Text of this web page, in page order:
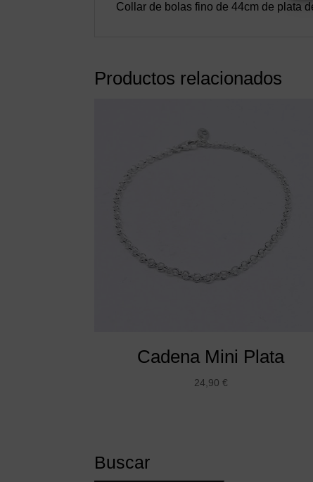
Collar de bolas fino de 44cm de plata
Productos relacionados
Cadena Mini Plata
24,90 €
Buscar